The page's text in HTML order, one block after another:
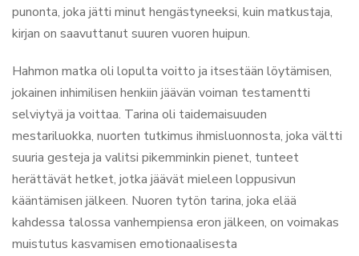
punonta, joka jätti minut hengästyneeksi, kuin matkustaja,
kirjan on saavuttanut suuren vuoren huipun.
Hahmon matka oli lopulta voitto ja itsestään löytämisen,
jokainen inhimilisen henkiin jäävän voiman testamentti
selviytyä ja voittaa. Tarina oli taidemaisuuden
mestariluokka, nuorten tutkimus ihmisluonnosta, joka vältti
suuria gesteja ja valitsi pikemminkin pienet, tunteet
herättävät hetket, jotka jäävät mieleen loppusivun
kääntämisen jälkeen. Nuoren tytön tarina, joka elää
kahdessa talossa vanhempiensa eron jälkeen, on voimakas
muistutus kasvamisen emotionaalisesta